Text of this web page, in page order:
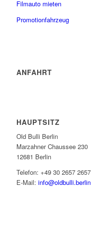
Filmauto mieten
Promotionfahrzeug
ANFAHRT
HAUPTSITZ
Old Bulli Berlin
Marzahner Chaussee 230
12681 Berlin
Telefon: +49 30 2657 2657
E-Mail: info@oldbulli.berlin